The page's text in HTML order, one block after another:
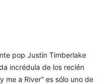
pop Justin Timberlake
incrédula de los recién
me a River” es sólo uno de